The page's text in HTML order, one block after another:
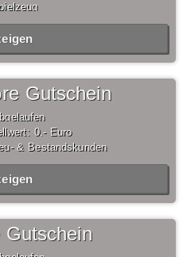
Gutschein
0,- Euro
& Bestandskunden